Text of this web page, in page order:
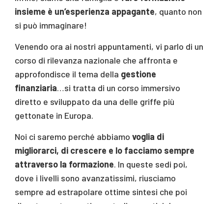
insieme è un’esperienza appagante, quanto non
si può immaginare!
Venendo ora ai nostri appuntamenti, vi parlo di un
corso di rilevanza nazionale che affronta e
approfondisce il tema della gestione
finanziaria…si tratta di un corso immersivo
diretto e sviluppato da una delle griffe più
gettonate in Europa.
Noi ci saremo perché abbiamo voglia di
migliorarci, di crescere e lo facciamo sempre
attraverso la formazione. In queste sedi poi,
dove i livelli sono avanzatissimi, riusciamo
sempre ad estrapolare ottime sintesi che poi